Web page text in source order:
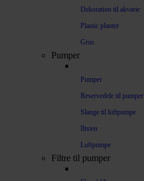
Dekoration til akvarie
Plastic planter
Grus
Pumper
Pumper
Reservedele til pumper
Slange til luftpumpe
Iltsten
Luftpumpe
Filtre til pumper